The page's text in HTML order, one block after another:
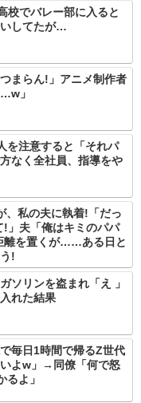
校でバレー部に入ると
してたが…
まらん!」アニメ制作者
」
を注意すると「それパ
なく全社員、指導をや
、私の夫に執着!「だっ
」夫「俺はキミのパパ
離を置くが……ある日と
!
ソリンを盗まれ「え 」
れた結果
毎日1時間で帰るZ世代
よw」→同僚「何で怒
るよ」